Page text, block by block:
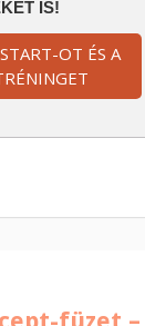
IS!
OT ÉS A